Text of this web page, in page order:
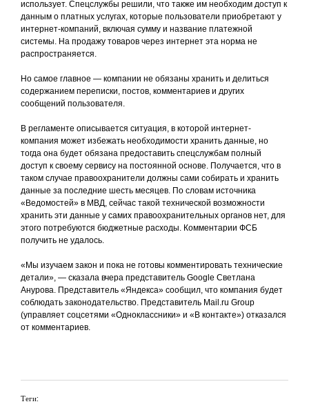
использует. Спецслужбы решили, что также им необходим доступ к
данным о платных услугах, которые пользователи приобретают у
интернет-компаний, включая сумму и название платежной
системы. На продажу товаров через интернет эта норма не
распространяется.
Но самое главное — компании не обязаны хранить и делиться
содержанием переписки, постов, комментариев и других
сообщений пользователя.
В регламенте описывается ситуация, в которой интернет-
компания может избежать необходимости хранить данные, но
тогда она будет обязана предоставить спецслужбам полный
доступ к своему сервису на постоянной основе. Получается, что в
таком случае правоохранители должны сами собирать и хранить
данные за последние шесть месяцев. По словам источника
«Ведомостей» в МВД, сейчас такой технической возможности
хранить эти данные у самих правоохранительных органов нет, для
этого потребуются бюджетные расходы. Комментарии ФСБ
получить не удалось.
«Мы изучаем закон и пока не готовы комментировать технические
детали», — сказала вчера представитель Google Светлана
Анурова. Представитель «Яндекса» сообщил, что компания будет
соблюдать законодательство. Представитель Mail.ru Group
(управляет соцсетями «Одноклассники» и «В контакте») отказался
от комментариев.
Теги: